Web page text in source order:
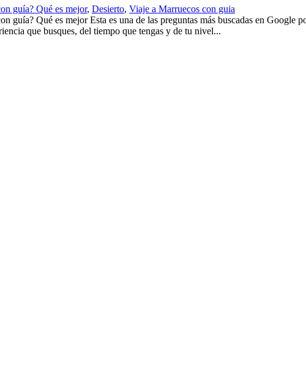
guía? Qué es mejor, Desierto, Viaje a Marruecos con guia
guía? Qué es mejor Esta es una de las preguntas más buscadas en
que busques, del tiempo que tengas y de tu nivel...